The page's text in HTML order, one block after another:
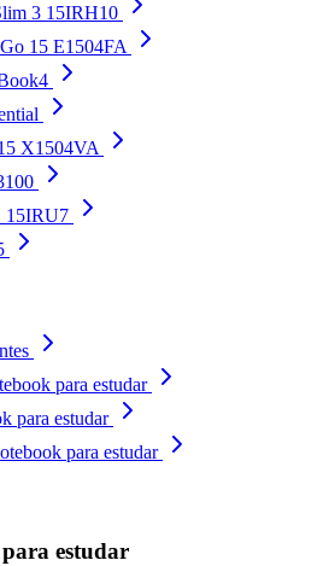
3 15IRH10
15 E1504FA
X1504VA
15IRU7
para estudar
para estudar
para estudar
estudar